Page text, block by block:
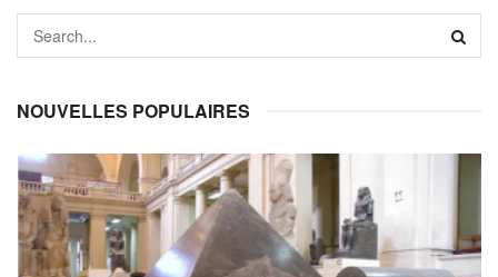
NOUVELLES POPULAIRES